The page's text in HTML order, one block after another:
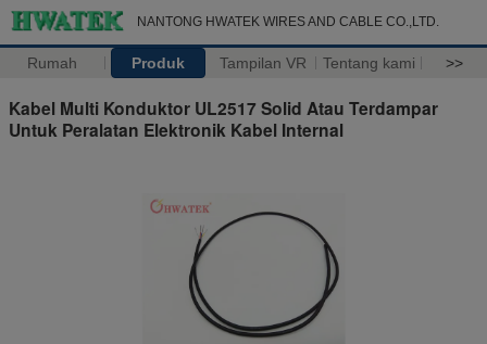
NANTONG HWATEK WIRES AND CABLE CO.,LTD.
Rumah Produk Tampilan VR Tentang kami >>
Kabel Multi Konduktor UL2517 Solid Atau Terdampar
Untuk Peralatan Elektronik Kabel Internal